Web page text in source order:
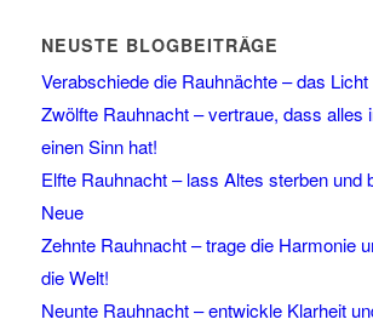
NEUSTE BLOGBEITRÄGE
Verabschiede die Rauhnächte – das
Zwölfte Rauhnacht – vertraue, dass alles
einen Sinn hat!
Elfte Rauhnacht – lass Altes sterben und
Neue
Zehnte Rauhnacht – trage die Harmonie
die Welt!
Neunte Rauhnacht – entwickle Klarheit